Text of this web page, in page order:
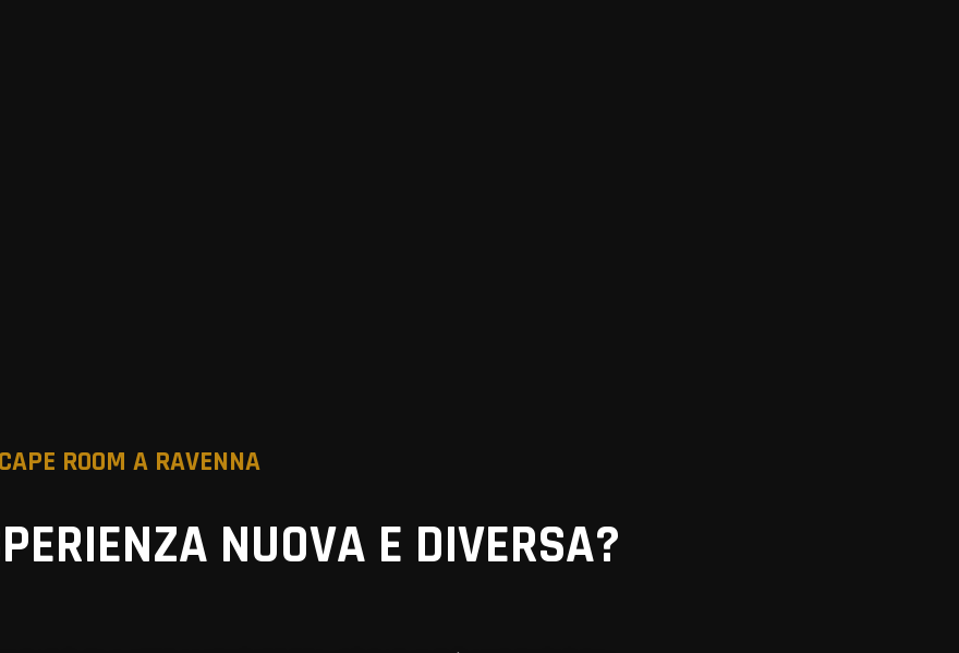
ROOM A RAVENNA
NUOVA E DIVERSA?